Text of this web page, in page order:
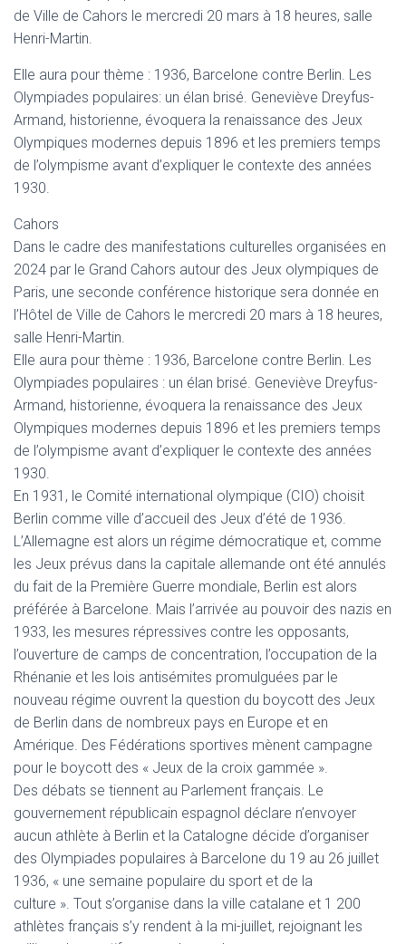
de Ville de Cahors le mercredi 20 mars à 18 heures, salle
Henri-Martin.
Elle aura pour thème : 1936, Barcelone contre Berlin. Les
Olympiades populaires: un élan brisé. Geneviève Dreyfus-
Armand, historienne, évoquera la renaissance des Jeux
Olympiques modernes depuis 1896 et les premiers temps
de l’olympisme avant d’expliquer le contexte des années
1930.
Cahors
Dans le cadre des manifestations culturelles organisées en
2024 par le Grand Cahors autour des Jeux olympiques de
Paris, une seconde conférence historique sera donnée en
l’Hôtel de Ville de Cahors le mercredi 20 mars à 18 heures,
salle Henri-Martin.
Elle aura pour thème : 1936, Barcelone contre Berlin. Les
Olympiades populaires : un élan brisé. Geneviève Dreyfus-
Armand, historienne, évoquera la renaissance des Jeux
Olympiques modernes depuis 1896 et les premiers temps
de l’olympisme avant d’expliquer le contexte des années
1930.
En 1931, le Comité international olympique (CIO) choisit
Berlin comme ville d’accueil des Jeux d’été de 1936.
L’Allemagne est alors un régime démocratique et, comme
les Jeux prévus dans la capitale allemande ont été annulés
du fait de la Première Guerre mondiale, Berlin est alors
préférée à Barcelone. Mais l’arrivée au pouvoir des nazis en
1933, les mesures répressives contre les opposants,
l’ouverture de camps de concentration, l’occupation de la
Rhénanie et les lois antisémites promulguées par le
nouveau régime ouvrent la question du boycott des Jeux
de Berlin dans de nombreux pays en Europe et en
Amérique. Des Fédérations sportives mènent campagne
pour le boycott des « Jeux de la croix gammée ».
Des débats se tiennent au Parlement français. Le
gouvernement républicain espagnol déclare n’envoyer
aucun athlète à Berlin et la Catalogne décide d’organiser
des Olympiades populaires à Barcelone du 19 au 26 juillet
1936, « une semaine populaire du sport et de la
culture ». Tout s’organise dans la ville catalane et 1 200
athlètes français s’y rendent à la mi-juillet, rejoignant les